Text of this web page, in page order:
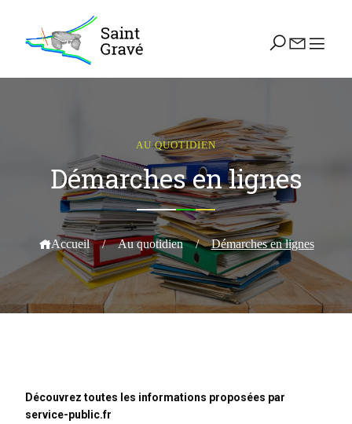
AU QUOTIDIEN
Démarches en lignes
Accueil / Au quotidien / Démarches en lignes
Découvrez toutes les informations proposées par
service-public.fr